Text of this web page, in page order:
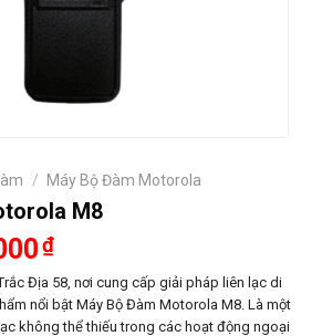
/ Máy Bộ Đàm Motorola
M8
₫Giá
tại
là:
550.000₫.
Địa 58, nơi cung cấp giải pháp liên lạc di
nổi bật Máy Bộ Đàm Motorola M8. Là một
không thể thiếu trong các hoạt động ngoại